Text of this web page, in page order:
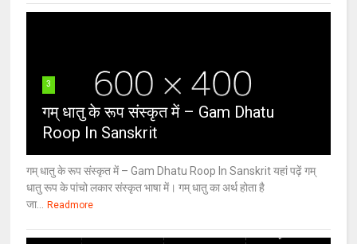
3
गम् धातु के रूप संस्कृत में – Gam Dhatu
Roop In Sanskrit
गम् धातु के रूप संस्कृत में – Gam Dhatu Roop In Sanskrit यहां पढ़ें गम्
धातु रूप के पांचो लकार संस्कृत भाषा में। गम् धातु का अर्थ होता है
जा... Readmore